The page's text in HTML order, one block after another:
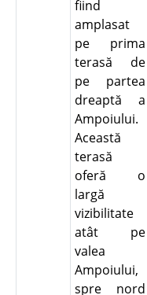
fiind
amplasat
pe prima
terasă de
pe partea
dreaptă a
Ampoiului.
Această
terasă
oferă o
largă
vizibilitate
atât pe
valea
Ampoiului,
spre nord